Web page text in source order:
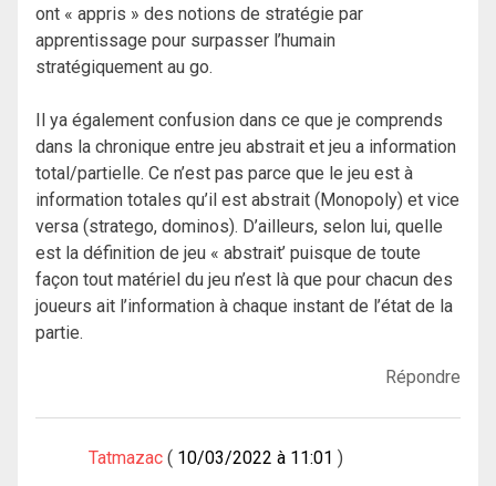
ont « appris » des notions de stratégie par
apprentissage pour surpasser l’humain
stratégiquement au go.
Il ya également confusion dans ce que je comprends
dans la chronique entre jeu abstrait et jeu a information
total/partielle. Ce n’est pas parce que le jeu est à
information totales qu’il est abstrait (Monopoly) et vice
versa (stratego, dominos). D’ailleurs, selon lui, quelle
est la définition de jeu « abstrait’ puisque de toute
façon tout matériel du jeu n’est là que pour chacun des
joueurs ait l’information à chaque instant de l’état de la
partie.
Répondre
Tatmazac 10/03/2022 à 11:01